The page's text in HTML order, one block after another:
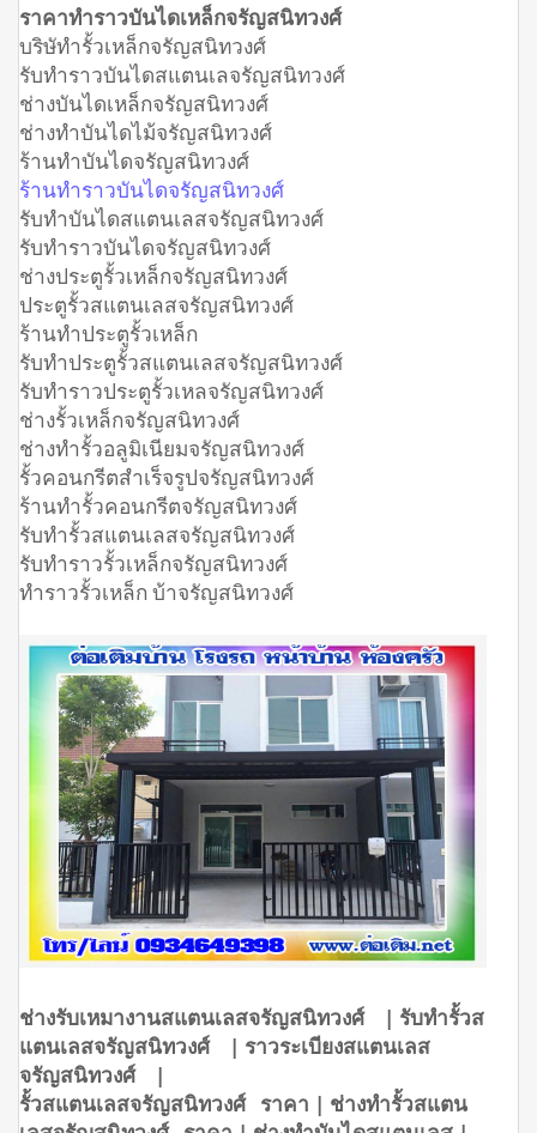
ราคาทำราวบันไดเหล็กจรัญสนิทวงศ์
บริษัทำรั้วเหล็กจรัญสนิทวงศ์
รับทำราวบันไดสแตนเลจรัญสนิทวงศ์
ช่างบันไดเหล็กจรัญสนิทวงศ์
ช่างทำบันไดไม้จรัญสนิทวงศ์
ร้านทำบันไดจรัญสนิทวงศ์
ร้านทำราวบันไดจรัญสนิทวงศ์
รับทำบันไดสแตนเลสจรัญสนิทวงศ์
รับทำราวบันไดจรัญสนิทวงศ์
ช่างประตูรั้วเหล็กจรัญสนิทวงศ์
ประตูรั้วสแตนเลสจรัญสนิทวงศ์
ร้านทำประตูรั้วเหล็ก
รับทำประตูรั้วสแตนเลสจรัญสนิทวงศ์
รับทำราวประตูรั้วเหลจรัญสนิทวงศ์
ช่างรั้วเหล็กจรัญสนิทวงศ์
ช่างทำรั้วอลูมิเนียมจรัญสนิทวงศ์
รั้วคอนกรีตสำเร็จรูปจรัญสนิทวงศ์
ร้านทำรั้วคอนกรีตจรัญสนิทวงศ์
รับทำรั้วสแตนเลสจรัญสนิทวงศ์
รับทำราวรั้วเหล็กจรัญสนิทวงศ์
ทำราวรั้วเหล็ก บ้าจรัญสนิทวงศ์
ช่างรับเหมางานสแตนเลสจรัญสนิทวงศ์ | รับทำรั้วส
แตนเลสจรัญสนิทวงศ์ | ราวระเบียงสแตนเลส
จรัญสนิทวงศ์ |
รั้วสแตนเลสจรัญสนิทวงศ์ ราคา | ช่างทำรั้วสแตน